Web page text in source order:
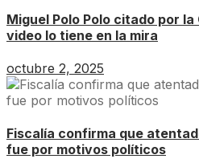
Miguel Polo Polo citado por
video lo tiene en la mira
octubre 2, 2025
Fiscalía confirma que
fue por motivos políticos